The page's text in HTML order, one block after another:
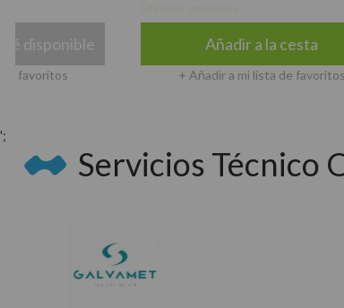
Añadir a la cesta
+ Añadir a mi lista de favoritos
';
Servicios Técnico